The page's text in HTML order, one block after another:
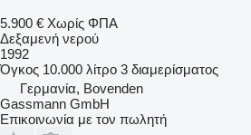
5.900 € Χωρίς ΦΠΑ
Δεξαμενή νερού
1992
Όγκος 10.000 λίτρο 3 διαμερίσματος
Γερμανία, Bovenden
Gassmann GmbH
Επικοινωνία με τον πωλητή